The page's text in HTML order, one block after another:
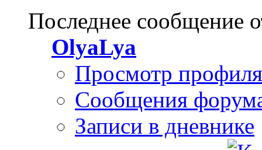
Последнее сообщение
OlyaLya
Просмотр профиля
Сообщения
Записи в дневнике